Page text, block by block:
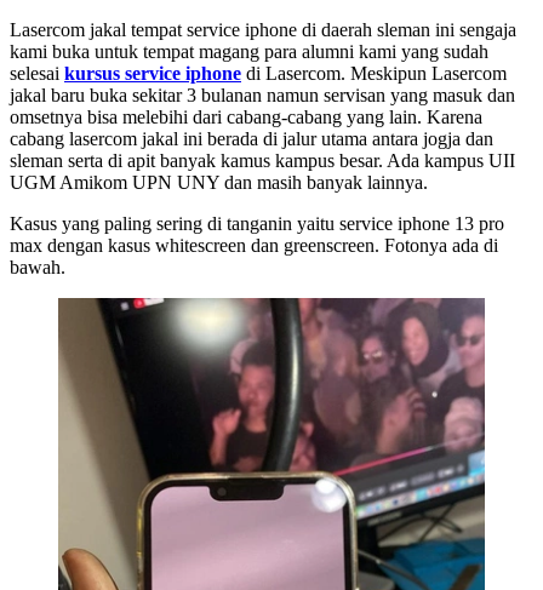
Lasercom jakal tempat service iphone di daerah sleman ini sengaja
kami buka untuk tempat magang para alumni kami yang sudah
selesai kursus service iphone di Lasercom. Meskipun Lasercom
jakal baru buka sekitar 3 bulanan namun servisan yang masuk dan
omsetnya bisa melebihi dari cabang-cabang yang lain. Karena
cabang lasercom jakal ini berada di jalur utama antara jogja dan
sleman serta di apit banyak kamus kampus besar. Ada kampus UII
UGM Amikom UPN UNY dan masih banyak lainnya.
Kasus yang paling sering di tanganin yaitu service iphone 13 pro
max dengan kasus whitescreen dan greenscreen. Fotonya ada di
bawah.